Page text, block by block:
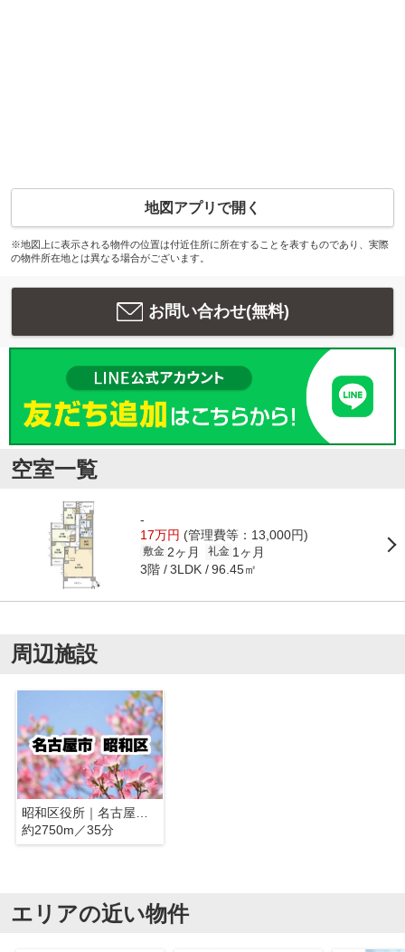
地図アプリで開く
※地図上に表示される物件の位置は付近住所に所在することを表すものであり、実際
の物件所在地とは異なる場合がございます。
お問い合わせ(無料)
空室一覧
-
17万円 (管理費等：13,000円)
敷金 2ヶ月 礼金 1ヶ月
3階 3LDK 96.45㎡
周辺施設
昭和区役所｜名古屋市昭和区
約2750m／35分
エリアの近い物件